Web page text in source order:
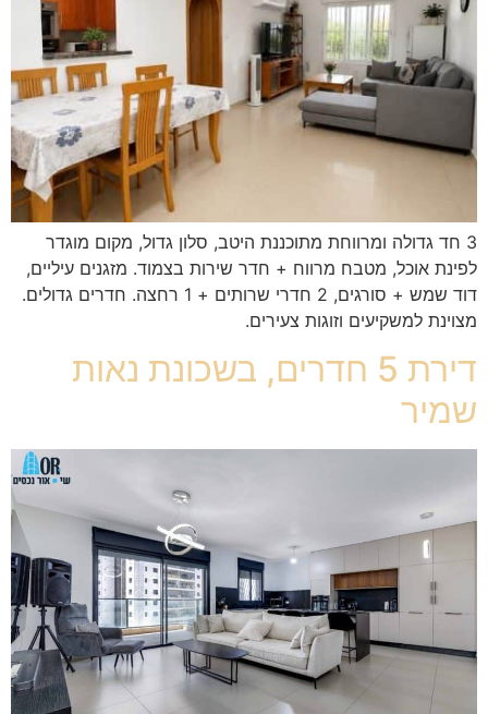
3 חד גדולה ומרווחת מתוכננת היטב, סלון גדול, מקום מוגדר
לפינת אוכל, מטבח מרווח + חדר שירות בצמוד. מזגנים עיליים,
דוד שמש + סורגים, 2 חדרי שרותים + 1 רחצה. חדרים גדולים.
מצוינת למשקיעים וזוגות צעירים.
דירת 5 חדרים, בשכונת נאות
שמיר